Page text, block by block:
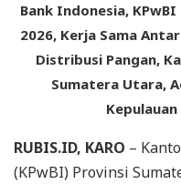
Bank Indonesia, KPwBI
2026, Kerja Sama
Distribusi Pangan,
Sumatera Utara,
RUBIS.ID, KARO –
(KPwBI) Provinsi